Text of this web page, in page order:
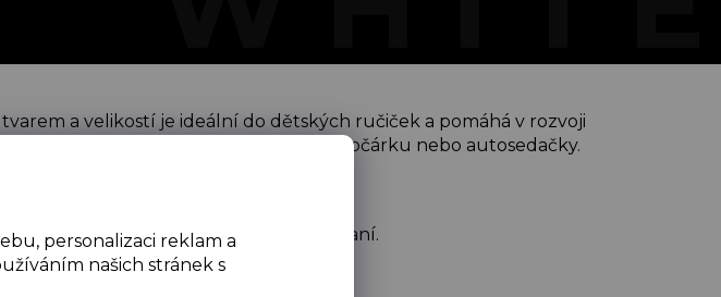
personalizaci reklam a
našich stránek s
a velikostí je ideální do dětských ručiček a pomáhá v rozvoji
připevníte na hrazdičku, do kočárku nebo autosedačky.
nejsou brány jako závada.
k zapuštění černé barvy při ručním praní.